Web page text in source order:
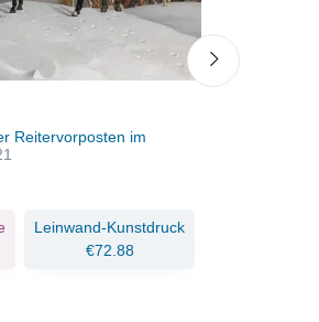
Reitervorposten im
Leinwand-Kunstdruck
€72.88